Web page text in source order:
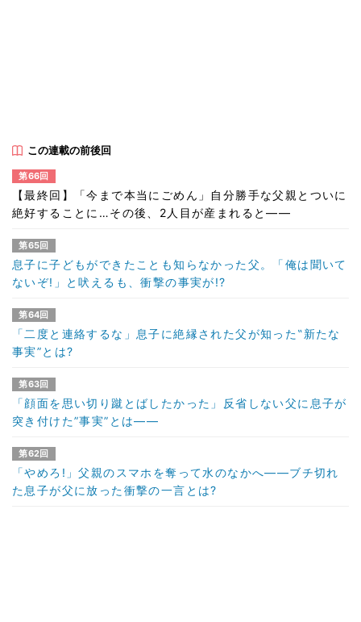
この連載の前後回
第66回
【最終回】「今まで本当にごめん」自分勝手な父親とついに
絶好することに…その後、2人目が産まれると――
第65回
息子に子どもができたことも知らなかった父。「俺は聞いて
ないぞ!」と吠えるも、衝撃の事実が!?
第64回
「二度と連絡するな」息子に絶縁された父が知った‟新たな
事実”とは?
第63回
「顔面を思い切り蹴とばしたかった」反省しない父に息子が
突き付けた”事実”とは――
第62回
「やめろ!」父親のスマホを奪って水のなかへ――ブチ切れ
た息子が父に放った衝撃の一言とは?